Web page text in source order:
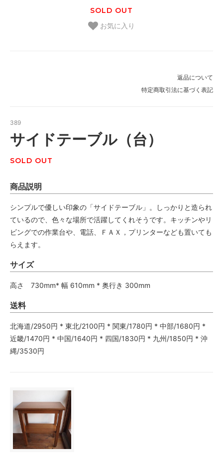
SOLD OUT
お気に入り
返品について
特定商取引法に基づく表記
389
サイドテーブル（台）
SOLD OUT
商品説明
シンプルで優しい印象の「サイドテーブル」。しっかりと造られ
ているので、色々な場所で活躍してくれそうです。キッチンやリ
ビングでの作業台や、電話、ＦＡＸ，プリンターなども置いても
らえます。
サイズ
高さ 730mm* 幅 610mm * 奥行き 300mm
送料
北海道/2950円 * 東北/2100円 * 関東/1780円 * 中部/1680円 *
近畿/1470円 * 中国/1640円 * 四国/1830円 * 九州/1850円 * 沖
縄/3530円